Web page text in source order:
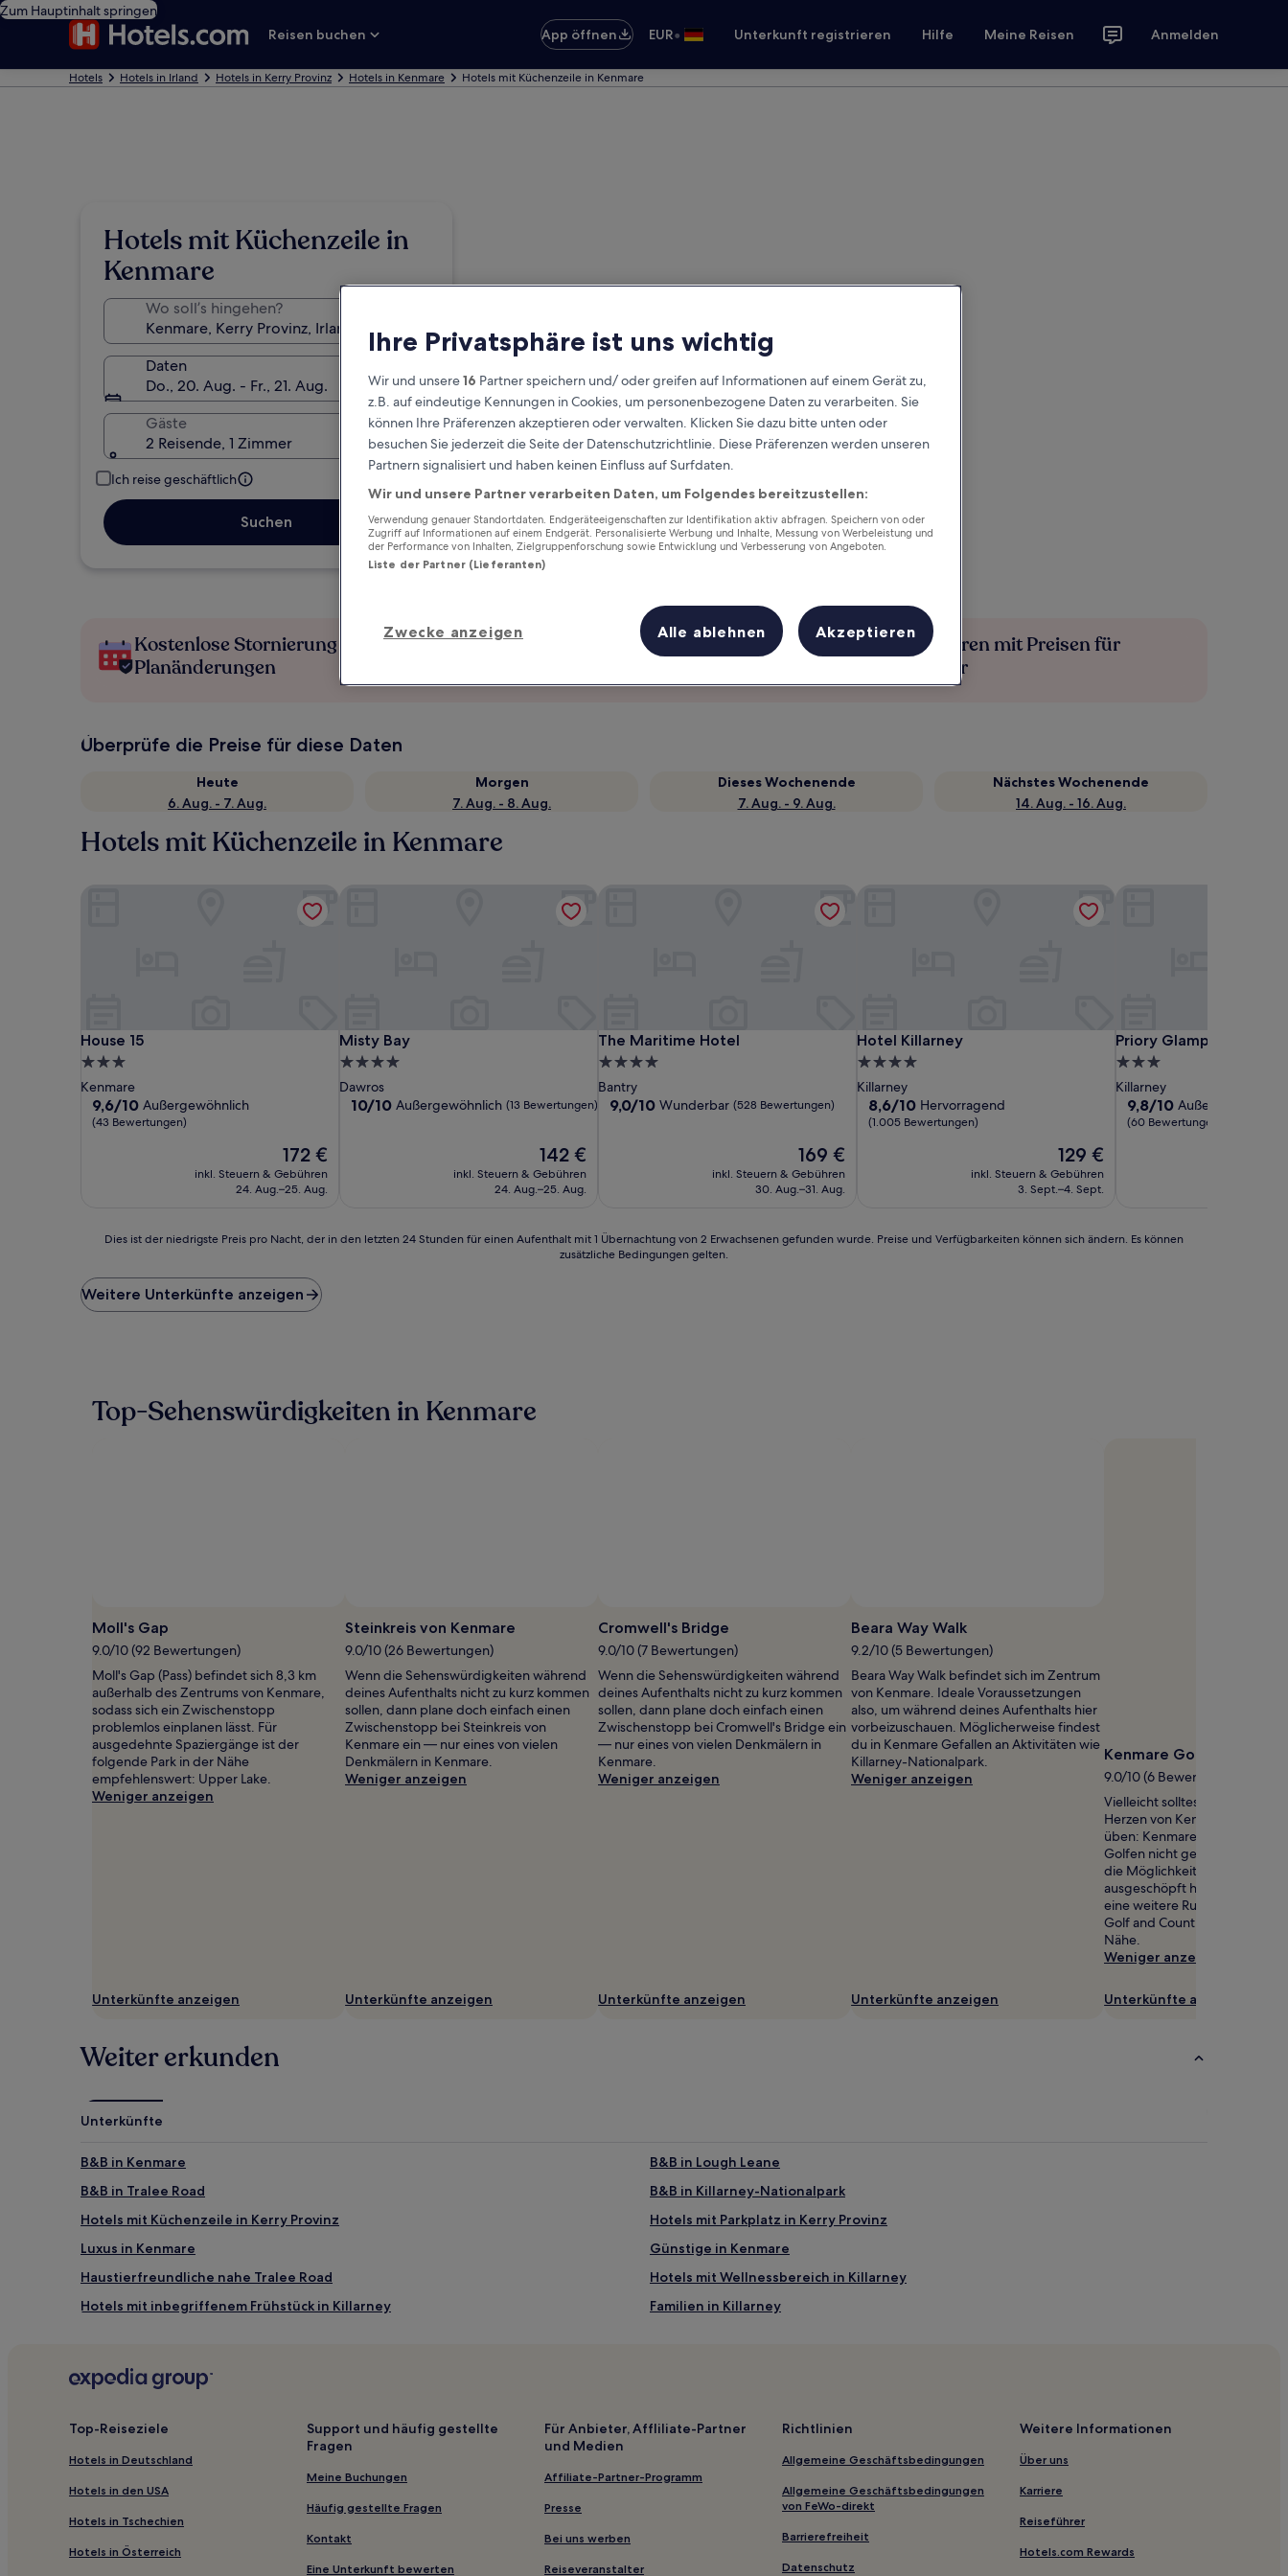
Zum Hauptinhalt springen
Reisen buchen
App öffnen EUR• Unterkunft registrieren Hilfe Meine Reisen Anmelden
Hotels Hotels in Irland Hotels in Kerry Provinz Hotels in Kenmare Hotels mit Küchenzeile in Kenmare
Hotels mit Küchenzeile in
Kenmare
Wo soll’s hingehen?
Daten
Do., 20. Aug. - Fr., 21. Aug.
Gäste
2 Reisende, 1 Zimmer
Ich reise geschäftlich
Suchen
Kostenlose Stornierung bei
Planänderungen
Verdiene Prämien für jede
Mehr sparen mit Preisen für
Mitglieder
Überprüfe die Preise für diese Daten
Heute
6. Aug. - 7. Aug.
Morgen
7. Aug. - 8. Aug.
Dieses Wochenende
7. Aug. - 9. Aug.
Nächstes Wochenende
14. Aug. - 16. Aug.
Hotels mit Küchenzeile in Kenmare
House 15
House 15
3.0-
Sterne-
Unterkunft
Kenmare
9.6
von
9,6/10 Außergewöhnlich
(43 Bewertungen)
Der
Preis
beträgt
172 €
inkl. Steuern & Gebühren
24. Aug.–25. Aug.
Misty Bay
Misty Bay
4.0-
Sterne-
Unterkunft
Dawros
10.0
10/10 Außergewöhnlich (13 Bewertungen)
Der
Preis
beträgt
142 €
inkl. Steuern & Gebühren
24. Aug.–25. Aug.
The Maritime Hotel
The Maritime Hotel
4.0-
Sterne-
Unterkunft
Bantry
9.0
9,0/10 Wunderbar (528 Bewertungen)
Der
Preis
beträgt
169 €
inkl. Steuern & Gebühren
30. Aug.–31. Aug.
Hotel Killarney
Hotel Killarney
4.0-
Sterne-
Unterkunft
Killarney
8.6
von
8,6/10 Hervorragend
(1.005 Bewertungen)
Der
Preis
beträgt
129 €
inkl. Steuern & Gebühren
3. Sept.–4. Sept.
Priory Glamping Pods
Priory Glamping Pods
3.0-
Sterne-
Unterkunft
Killarney
9.8
von
9,8/10 Außergewöhnlich
(60 Bewertungen)
der
niedrigste
Preis
letzten
24 Stunden
und
Verfügbarkeiten
können
sich
ändern.
Es
können
zusätzliche
Bedingungen
gelten.
Dies ist der niedrigste Preis pro Nacht, der in den letzten 24 Stunden für einen Aufenthalt mit 1 Übernachtung von 2 Erwachsenen gefunden wurde. Preise und Verfügbarkeiten können sich ändern. Es können
zusätzliche Bedingungen gelten.
Weitere Unterkünfte anzeigen
Top-Sehenswürdigkeiten in Kenmare
Moll's Gap
9.0/10 (92 Bewertungen)
Moll's Gap (Pass) befindet sich 8,3 km
außerhalb des Zentrums von Kenmare,
sodass sich ein Zwischenstopp
problemlos einplanen lässt. Für
ausgedehnte Spaziergänge ist der
folgende Park in der Nähe
empfehlenswert: Upper Lake.
Weniger anzeigen
Unterkünfte anzeigen
Steinkreis von Kenmare
9.0/10 (26 Bewertungen)
Wenn die Sehenswürdigkeiten während
deines Aufenthalts nicht zu kurz kommen
sollen, dann plane doch einfach einen
Zwischenstopp bei Steinkreis von
Kenmare ein — nur eines von vielen
Denkmälern in Kenmare.
Weniger anzeigen
Unterkünfte anzeigen
Cromwell's Bridge
9.0/10 (7 Bewertungen)
Wenn die Sehenswürdigkeiten während
deines Aufenthalts nicht zu kurz kommen
sollen, dann plane doch einfach einen
Zwischenstopp bei Cromwell's Bridge ein
— nur eines von vielen Denkmälern in
Kenmare.
Weniger anzeigen
Unterkünfte anzeigen
Beara Way Walk
9.2/10 (5 Bewertungen)
Beara Way Walk befindet sich im Zentrum
von Kenmare. Ideale Voraussetzungen
also, um während deines Aufenthalts hier
vorbeizuschauen. Möglicherweise findest
du in Kenmare Gefallen an Aktivitäten wie
Killarney-Nationalpark.
Weniger anzeigen
Unterkünfte anzeigen
Kenmare Golf Club
9.0/10 (6 Bewertungen)
Vielleicht solltest du in
Herzen von Kenmare deinen
üben: Kenmare Golf Club.
Golfen nicht genug kriegen
die Möglichkeiten in Kenmare
ausgeschöpft hast, kannst du
eine weitere Runde drehen:
Golf and Country Club ist
Nähe.
Weniger anzeigen
Unterkünfte anzeigen
Weiter erkunden
Unterkünfte
B&B in Kenmare
B&B in Lough Leane
B&B in Tralee Road
B&B in Killarney-Nationalpark
Hotels mit Küchenzeile in Kerry Provinz
Hotels mit Parkplatz in Kerry Provinz
Luxus in Kenmare
Günstige in Kenmare
Haustierfreundliche nahe Tralee Road
Hotels mit Wellnessbereich in Killarney
Hotels mit inbegriffenem Frühstück in Killarney
Familien in Killarney
Kerry Provinz: Hotels
Páirc Na Gloine Hotels
Rossbeigh Hotels
Glenbeigh Hotels
Hotels nahe Kells Bay House & Gardens
Top-Reiseziele
Hotels in Deutschland
Hotels in den USA
Hotels in Tschechien
Hotels in Österreich
Support und häufig gestellte
Fragen
Meine Buchungen
Häufig gestellte Fragen
Kontakt
Eine Unterkunft bewerten
Für Anbieter, Affliliate-Partner
und Medien
Affiliate-Partner-Programm
Presse
Bei uns werben
Reiseveranstalter
Richtlinien
Allgemeine Geschäftsbedingungen
Allgemeine Geschäftsbedingungen
von FeWo-direkt
Barrierefreiheit
Datenschutz
Weitere Informationen
Über uns
Karriere
Reiseführer
Hotels.com Rewards
Ihre Privatsphäre ist uns wichtig
Wir und unsere16 Partner speichern und/ oder greifen auf Informationen auf einem Gerät zu,
z.B. auf eindeutige Kennungen in Cookies, um personenbezogene Daten zu verarbeiten. Sie
können Ihre Präferenzen akzeptieren oder verwalten. Klicken Sie dazu bitte unten oder
besuchen Sie jederzeit die Seite der Datenschutzrichtlinie. Diese Präferenzen werden unseren
Partnern signalisiert und haben keinen Einfluss auf Surfdaten.
Wir und unsere Partner verarbeiten Daten, um Folgendes bereitzustellen:
Verwendung genauer Standortdaten. Endgeräteeigenschaften zur Identifikation aktiv abfragen. Speichern von oder
Zugriff auf Informationen auf einem Endgerät. Personalisierte Werbung und Inhalte, Messung von Werbeleistung und
der Performance von Inhalten, Zielgruppenforschung sowie Entwicklung und Verbesserung von Angeboten.
Liste der Partner (Lieferanten)
Zwecke anzeigen Alle ablehnen Akzeptieren